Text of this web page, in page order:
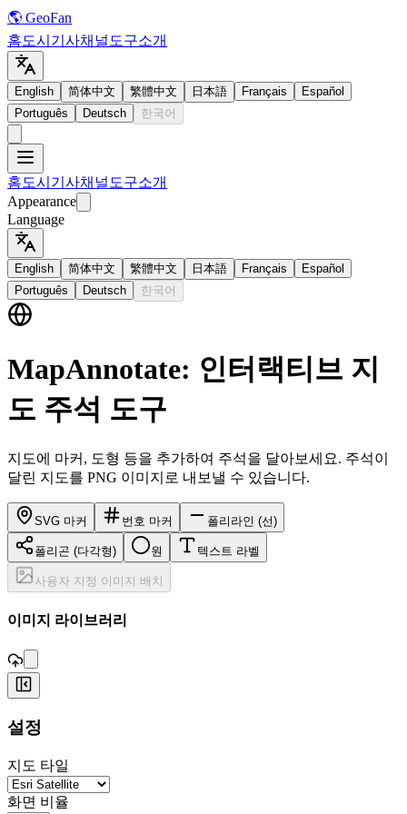
🌎 GeoFan
홈도시 기사채널 도구소개
English 简体中文 繁體中文 日本語 Français
Español
Português
Deutsch 한국어
홈도시 기사채널 도구소개
Appearance
Language
English 简体中文 繁體中文 日本語 Français
Español
Português
Deutsch 한국어
MapAnnotate: 인터랙티브 지
도 주석 도구
지도에 마커, 도형 등을 추가하여 주석을 달아보세요. 주석이
달린 지도를 PNG 이미지로 내보낼 수 있습니다.
SVG 마커 번호 마커 폴리라인 (선)
폴리곤 (다각형) 원 텍스트 라벨
사용자 지정 이미지 배치
이미지 라이브러리
+
설정
지도 타일
화면 비율